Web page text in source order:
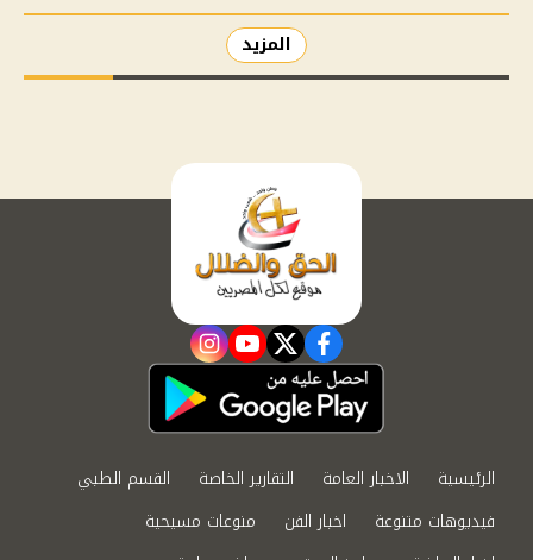
المزيد
facebook
twitter
youtube
instagram
الرئيسية الاخبار العامة التقارير الخاصة
القسم الطبي
فيديوهات متنوعة
اخبار الفن
منوعات مسيحية